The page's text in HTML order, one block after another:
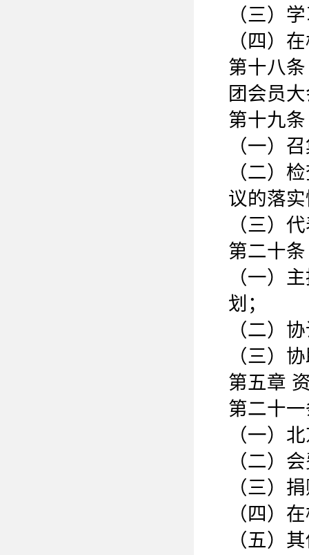
（三）
（四）
第十八
团会员
第十九
（一）
（二）
议的落
（三）
第二十
（一）
划；
（二）
（三）
第五章
第二十
（一）
（二）
（三）
（四）
（五）